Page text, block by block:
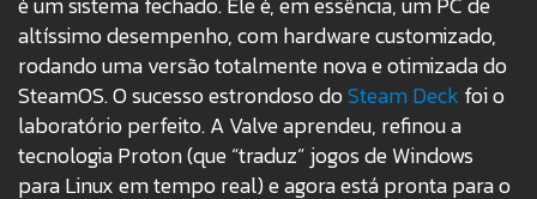
altíssimo desempenho, com hardware customizado,
rodando uma versão totalmente nova e otimizada do
SteamOS. O sucesso estrondoso doSteam Deck foi o
laboratório perfeito. A Valve aprendeu, refinou a
tecnologia Proton (que “traduz” jogos de Windows
para Linux em tempo real) e agora está pronta para o